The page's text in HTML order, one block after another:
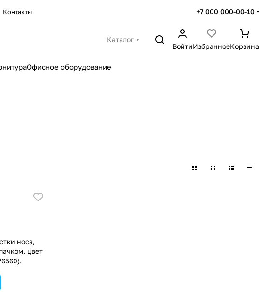
Контакты +7 000 000-00-10
Каталог
ВойтиИзбранноеКорзина
Офисное оборудование
носа,
цвет